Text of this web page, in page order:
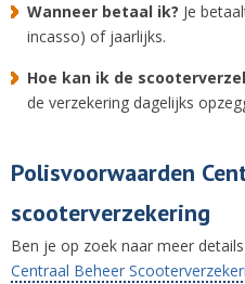
Wanneer betaal ik? Je
incasso) of jaarlijks.
Hoe kan ik de
de verzekering dagelijks
Polisvoorwaarden
scooterverzekering
Ben je op zoek naar meer
Centraal Beheer